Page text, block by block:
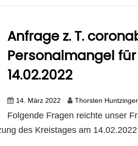
Anfrage z. T.
Personalmangel
14.02.2022
14. März 2022 Thorsten Huntzinger
Folgende Fragen reichte unser
des Kreistages am